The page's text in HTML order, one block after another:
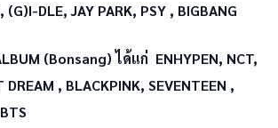
(G)I-DLE, JAY PARK, PSY , BIGBANG
(Bonsang) ได้แก่ ENHYPEN, NCT,
, BLACKPINK, SEVENTEEN ,